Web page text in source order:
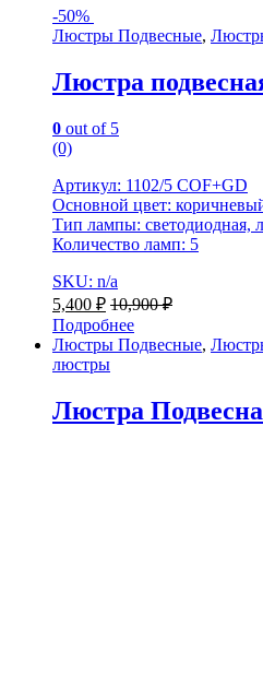
-50%
Люстры Подвесные,
Люстра
0 out of 5
(0)
Артикул: 1102/5 COF+GD
Основной цвет:
Тип лампы: светодиодная,
Количество ламп: 5
SKU: n/a
5,400 ₽ 10,900₽
Подробнее
Люстры Подвесные,
люстры
Люстра